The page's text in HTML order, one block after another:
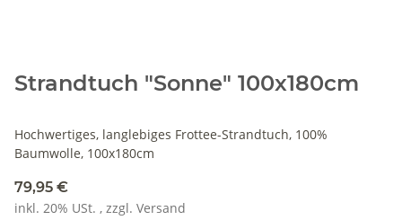
Strandtuch "Sonne" 100x180cm
Hochwertiges, langlebiges Frottee-Strandtuch, 100%
Baumwolle, 100x180cm
79,95 €
inkl. 20% USt. , zzgl. Versand